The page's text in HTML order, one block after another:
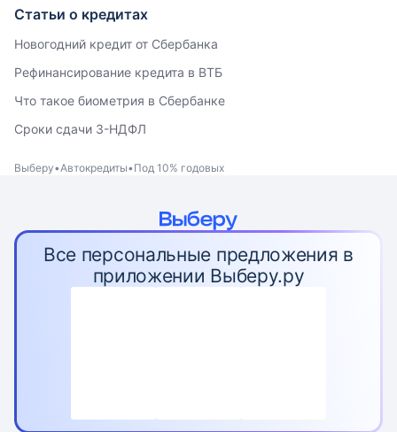
Статьи о кредитах
Новогодний кредит от Сбербанка
Рефинансирование кредита в ВТБ
Что такое биометрия в Сбербанке
Сроки сдачи 3-НДФЛ
Выберу Автокредиты Под 10% годовых
Все персональные предложения в
приложении Выберу.ру